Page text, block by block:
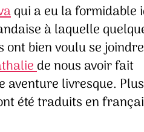
qui a eu la formidable
à laquelle
bien voulu se
de nous avoir fait
aventure livresque.
été traduits en